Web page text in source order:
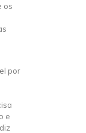
os
por
e